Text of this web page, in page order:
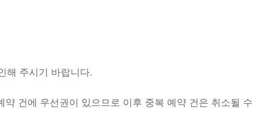
해 주시기 바랍니다.
건에 우선권이 있으므로 이후 중복 예약 건은 취소될 수